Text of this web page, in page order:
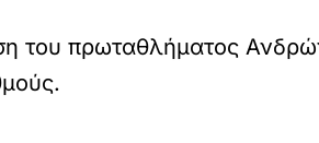
του πρωταθλήματος